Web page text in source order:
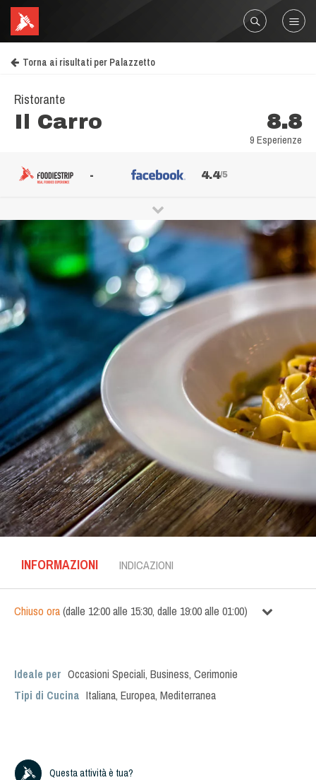
Torna ai risultati per Palazzetto
Ristorante
Il Carro 8.8
9 Esperienze
- 4.4/5
INFORMAZIONI INDICAZIONI
Chiuso ora(dalle 12:00alle 15:30, dalle 19:00alle 01:00)
Ideale per Occasioni Speciali, Business, Cerimonie
Tipi di Cucina Italiana, Europea, Mediterranea
Questa attività è tua?